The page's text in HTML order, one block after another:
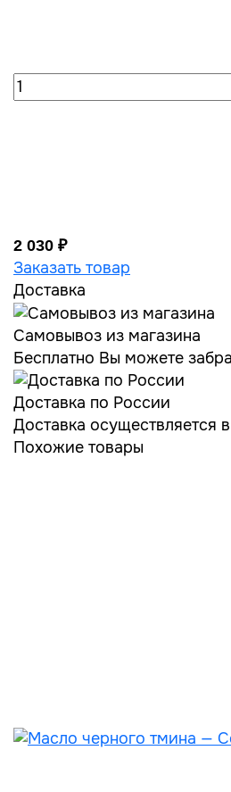
2 030 ₽
Заказать товар
Доставка
Самовывоз из магазина
Бесплатно Вы можете
Доставка по России
Доставка осуществляется
Похожие товары